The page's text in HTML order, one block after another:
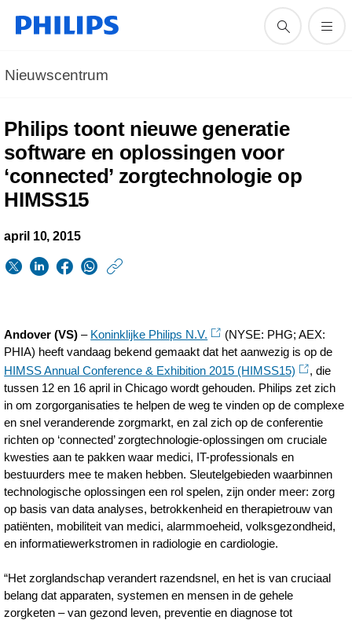
Nieuwscentrum
Philips toont nieuwe generatie
software en oplossingen voor
‘connected’ zorgtechnologie op
HIMSS15
april 10, 2015
toont-
nieuwe-
generatie-
software-
en-
oplossingen-
voor-
connected-
zorgtechnologie-
op-
HIMSS15.html
Andover (VS) – Koninklijke Philips N.V.
(NYSE: PHG; AEX:
PHIA) heeft vandaag bekend gemaakt dat het aanwezig is op de
HIMSS Annual Conference & Exhibition 2015 (HIMSS15)
, die
tussen 12 en 16 april in Chicago wordt gehouden. Philips zet zich
in om zorgorganisaties te helpen de weg te vinden op de complexe
en snel veranderende zorgmarkt, en zal zich op de conferentie
richten op ‘connected’ zorgtechnologie-oplossingen om cruciale
kwesties aan te pakken waar medici, IT-professionals en
bestuurders mee te maken hebben. Sleutelgebieden waarbinnen
technologische oplossingen een rol spelen, zijn onder meer: zorg
op basis van data analyses, betrokkenheid en therapietrouw van
patiënten, mobiliteit van medici, alarmmoeheid, volksgezondheid,
en informatiewerkstromen in radiologie en cardiologie.
“Het zorglandschap verandert razendsnel, en het is van cruciaal
belang dat apparaten, systemen en mensen in de gehele
zorgketen – van gezond leven, preventie en diagnose tot